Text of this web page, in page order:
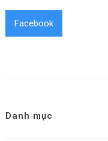
Facebook
Danh mục